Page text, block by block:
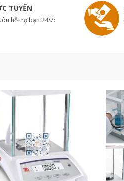
TUYẾN
hỗ trợ bạn 24/7: